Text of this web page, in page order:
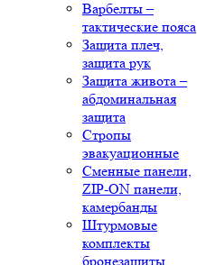
Варбелты –
тактические пояса
Защита плеч,
защита рук
Защита живота –
абдоминальная
защита
Стропы
эвакуационные
Сменные панели,
ZIP-ON панели,
камербанды
Штурмовые
комплекты
бронезащиты